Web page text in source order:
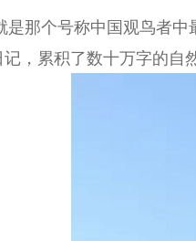
个号称中国观鸟者中
，累积了数十万字的自